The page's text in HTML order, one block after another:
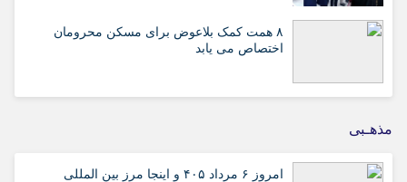
۸ همت کمک بلاعوض برای مسکن محرومان
اختصاص می یابد
مذهـبی
امروز ۶ مرداد ۴۰۵ و اینجا مرز بین المللی